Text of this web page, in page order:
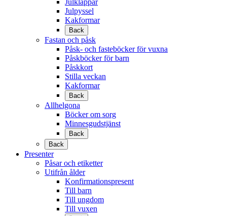
Julpyssel
Kakformar
Back
Fastan och påsk
Påsk- och fasteböcker för vuxna
Påskböcker för barn
Påskkort
Stilla veckan
Kakformar
Back
Allhelgona
Böcker om sorg
Minnesgudstjänst
Back
Back
Presenter
Påsar och etiketter
Utifrån ålder
Konfirmationspresent
Till barn
Till ungdom
Till vuxen